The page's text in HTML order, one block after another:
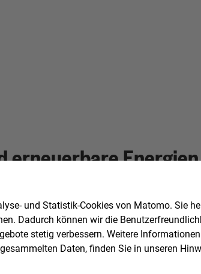
erneuerbare Energien
und Klimaschutz der
und Statistik-Cookies von Matomo. Sie
Dadurch können wir die
stetig verbessern. Weitere
Daten, finden Sie in unseren